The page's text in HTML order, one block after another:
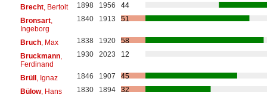
Brecht, Bertolt 1898 1956
44
Bronsart,
Ingeborg
1840 1913 51
Bruch, Max 1838 1920
58
Bruckmann,
Ferdinand
1930 2023 12
Brüll, Ignaz 1846 1907
45
Bülow, Hans 1830 1894
32